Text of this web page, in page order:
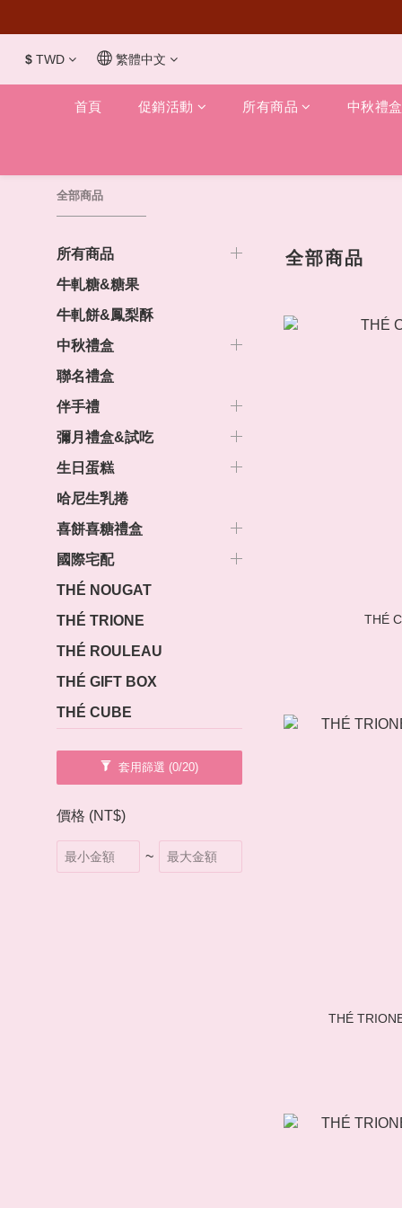
$ TWD 繁體中文
首頁 促銷活動 所有商品 中秋禮盒
全部商品
所有商品
牛軋糖&糖果
牛軋餅&鳳梨酥
中秋禮盒
聯名禮盒
伴手禮
彌月禮盒&試吃
生日蛋糕
哈尼生乳捲
喜餅喜糖禮盒
國際宅配
THÉ NOUGAT
THÉ TRIONE
THÉ ROULEAU
THÉ GIFT BOX
THÉ CUBE
套用篩選 (0/20)
價格 (NT$)
~
全部商品
THÉ
THÉ